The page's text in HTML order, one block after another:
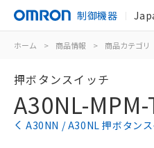
制御機器
ホーム > 商品情報 > 商品カテゴリ
押ボタンスイッチ
A30NL-MPM-
A30NN / A30NL 押ボタン